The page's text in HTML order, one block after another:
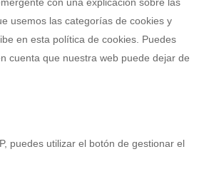
usemos las categorías de cookies y
en esta política de cookies. Puedes
cuenta que nuestra web puede dejar de
puedes utilizar el botón de gestionar el